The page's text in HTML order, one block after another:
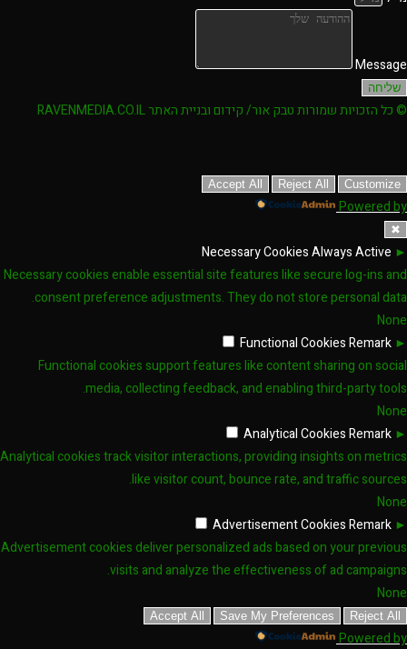
Message
שליחה
© כל הזכויות שמורות טבק אור/ קידום ובניית האתר RAVENMEDIA.CO.IL
Customize
Reject All
Accept All
Powered by
✖
►
Necessary CookiesAlways Active
Necessary cookies enable essential site features like secure log-ins and
consent preference adjustments. They do not store personal data.
None
►
Functional CookiesRemark
Functional cookies support features like content sharing on social
media, collecting feedback, and enabling third-party tools.
None
►
Analytical CookiesRemark
Analytical cookies track visitor interactions, providing insights on metrics
like visitor count, bounce rate, and traffic sources.
None
►
Advertisement CookiesRemark
Advertisement cookies deliver personalized ads based on your previous
visits and analyze the effectiveness of ad campaigns.
None
Reject All
Save My Preferences
Accept All
Powered by